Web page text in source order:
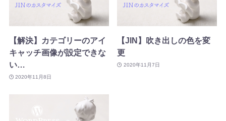
【解決】カテゴリーのアイ
キャッチ画像が設定できな
い…
2020年11月8日
【JIN】吹き出しの色を変
更
2020年11月7日